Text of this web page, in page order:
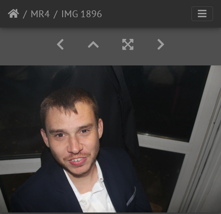
MR4 IMG 1896